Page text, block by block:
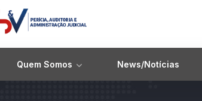
Quem Somos News/Notícias